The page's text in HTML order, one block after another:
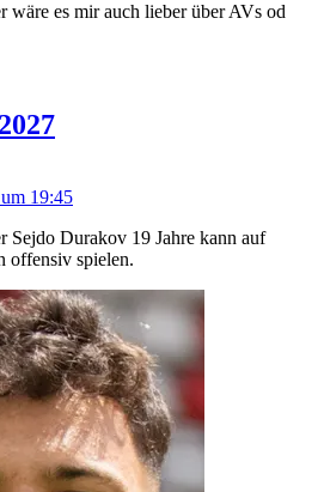
wäre es mir auch lieber über AVs od
19:45
Sejdo Durakov 19 Jahre kann auf
offensiv spielen.